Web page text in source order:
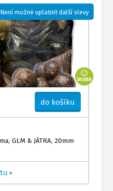
do košíku
GLM & JÁTRA, 20mm
>
Není možné uplatnit další slevy